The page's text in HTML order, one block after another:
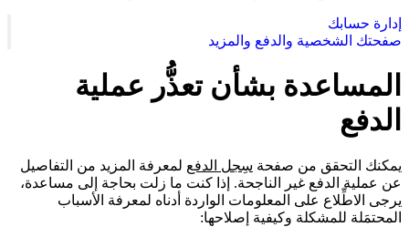
إدارة حسابك
صفحتك الشخصية والدفع والمزيد
المساعدة بشأن تعذُّر عملية
الدفع
يمكنك التحقق من صفحة سِجل الدفع لمعرفة المزيد من التفاصيل
عن عملية الدفع غير الناجحة. إذا كنت ما زلت بحاجة إلى مساعدة،
يرجى الاطِّلاع على المعلومات الواردة أدناه لمعرفة الأسباب
المحتمَلة للمشكلة وكيفية إصلاحها: